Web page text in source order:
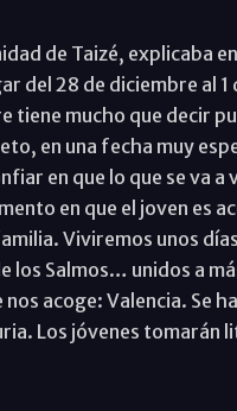
de Taizé, explicaba
del 28 de diciembre al 1
tiene mucho que decir
en una fecha muy
en que lo que se va a
en que el joven es
Viviremos unos
los Salmos… unidos a
acoge: Valencia. Se
Los jóvenes tomarán